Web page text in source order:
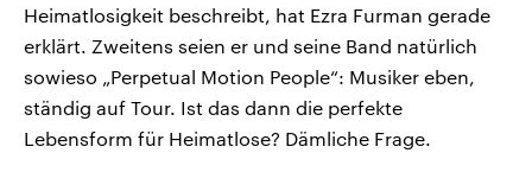
Heimatlosigkeit beschreibt, hat Ezra Furman gerade
erklärt. Zweitens seien er und seine Band natürlich
sowieso „Perpetual Motion People“: Musiker eben,
ständig auf Tour. Ist das dann die perfekte
Lebensform für Heimatlose? Dämliche Frage.